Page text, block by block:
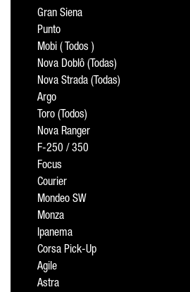
Gran Siena
Punto
Mobi ( Todos )
Nova Doblô (Todas)
Nova Strada (Todas)
Argo
Toro (Todos)
Nova Ranger
F-250 / 350
Focus
Courier
Mondeo SW
Monza
Ipanema
Corsa Pick-Up
Agile
Astra